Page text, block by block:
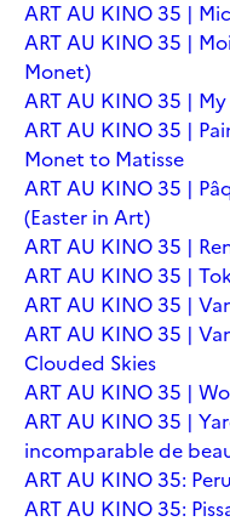
ART AU KINO 35 |
ART AU KINO 35 |
Monet)
ART AU KINO 35 |
ART AU KINO 35 |
Monet to Matisse
ART AU KINO 35 |
(Easter in Art)
ART AU KINO 35 |
ART AU KINO 35 |
ART AU KINO 35 |
ART AU KINO 35 |
Clouded Skies
ART AU KINO 35 |
ART AU KINO 35 |
incomparable de
ART AU KINO 35:
ART AU KINO 35: